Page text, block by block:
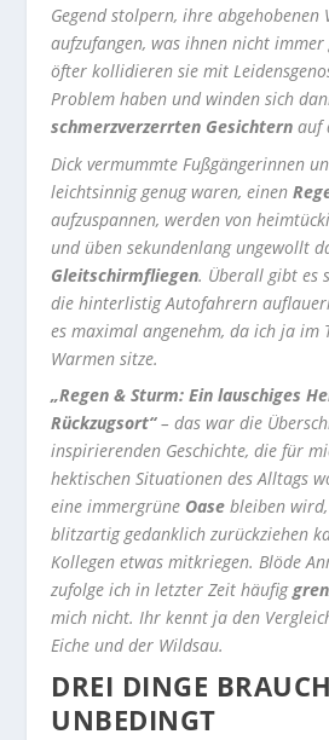
Gegend stolpern, ihre abgehobenen
aufzufangen, was ihnen nicht
öfter kollidieren sie mit
Problem haben und winden sich
schmerzverzerrten Gesichtern auf
Dick vermummte Fußgängerinnen
leichtsinnig genug waren, einen
aufzuspannen, werden von
und üben sekundenlang ungewollt
Gleitschirmfliegen. Überall gibt es
die hinterlistig Autofahrern
es maximal angenehm, da ich ja im
Warmen sitze.
„Regen & Sturm: Ein lauschiges
Rückzugsort“– das war die
inspirierenden Geschichte, die für
hektischen Situationen des Alltags
eine immergrüne Oase bleiben
blitzartig gedanklich zurückziehen
Kollegen etwas mitkriegen. Blöde
zufolge ich in letzter Zeit häufig
mich nicht. Ihr kennt ja den
Eiche und der Wildsau.
DREI DINGE
UNBEDINGT